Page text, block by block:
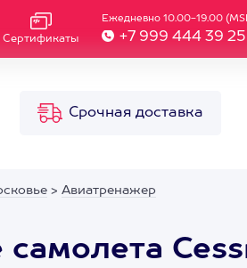
Сертификаты
Ежедневно 10.00-19.00
+7 999 444 39 25
Срочная доставка
> Авиатренажер